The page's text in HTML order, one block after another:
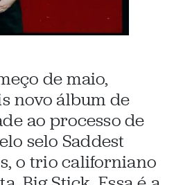
de maio,
novo álbum de
ao processo de
selo Saddest
o trio californiano